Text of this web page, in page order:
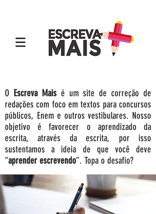
O Escreva Maisé um site de correção de
redações com foco em textos para concursos
públicos, Enem e outros vestibulares. Nosso
objetivo é favorecer o aprendizado da
escrita, através da escrita, por isso
sustentamos a ideia de que você deve
“aprender escrevendo”. Topa o desafio?